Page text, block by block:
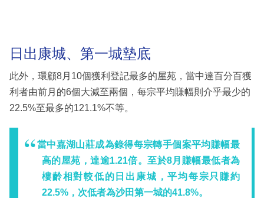
日出康城、第一城墊底
此外，環顧8月10個獲利登記最多的屋苑，當中達百分百獲
利者由前月的6個大減至兩個，每宗平均賺幅則介乎最少的
22.5%至最多的121.1%不等。
當中嘉湖山莊成為錄得每宗轉手個案平均賺幅最
高的屋苑，達逾1.21倍。至於8月賺幅最低者為
樓齡相對較低的日出康城，平均每宗只賺約
22.5%，次低者為沙田第一城的41.8%。